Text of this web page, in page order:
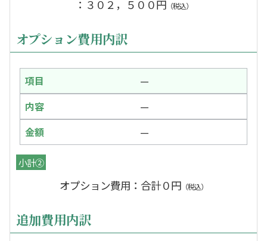
：３０２，５００円 （税込）
オプション費用内訳
—
—
—
小計②
オプション費用：合計０円 （税込）
追加費用内訳